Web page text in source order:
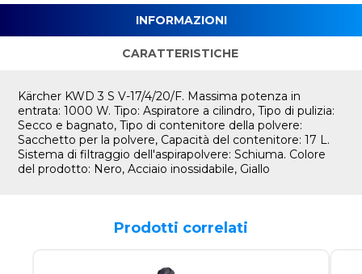
INFORMAZIONI
CARATTERISTICHE
Kärcher KWD 3 S V-17/4/20/F. Massima potenza in
entrata: 1000 W. Tipo: Aspiratore a cilindro, Tipo di pulizia:
Secco e bagnato, Tipo di contenitore della polvere:
Sacchetto per la polvere, Capacità del contenitore: 17 L.
Sistema di filtraggio dell'aspirapolvere: Schiuma. Colore
del prodotto: Nero, Acciaio inossidabile, Giallo
Prodotti correlati